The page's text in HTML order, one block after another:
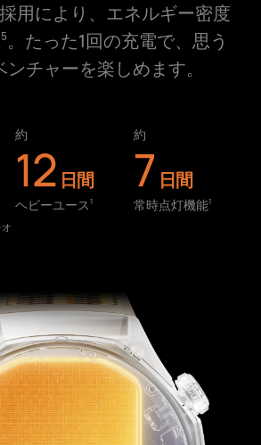
用により、エネルギー密度
5。たった1回の充電で、思う
チャーを楽しめます。
約
12 日間
ヘビーユース⁠1
約
7 日間
常時点灯機能⁠1